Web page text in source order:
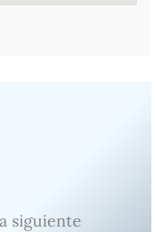
siguiente